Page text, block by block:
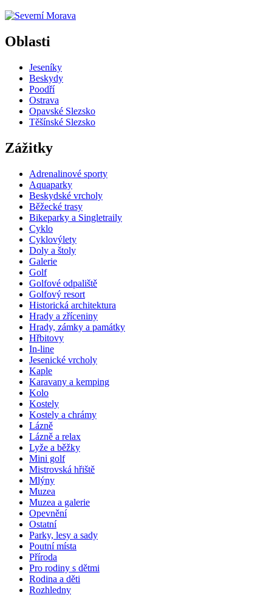
−
Oblasti
Jeseníky
Beskydy
Poodří
Ostrava
Opavské Slezsko
Těšínské Slezsko
Zážitky
Adrenalinové sporty
Aquaparky
Beskydské vrcholy
Běžecké trasy
Bikeparky a Singletraily
Cyklo
Cyklovýlety
Doly a štoly
Galerie
Golf
Golfové odpaliště
Golfový resort
Historická architektura
Hrady a zříceniny
Hrady, zámky a památky
Hřbitovy
In-line
Jesenické vrcholy
Kaple
Karavany a kemping
Kolo
Kostely
Kostely a chrámy
Lázně
Lázně a relax
Lyže a běžky
Mini golf
Mistrovská hřiště
Mlýny
Muzea
Muzea a galerie
Opevnění
Ostatní
Parky, lesy a sady
Poutní místa
Příroda
Pro rodiny s dětmi
Rodina a děti
Rozhledny